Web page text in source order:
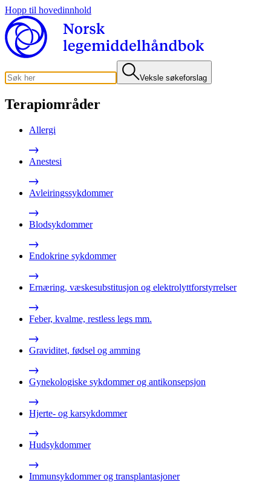
Hopp til hovedinnhold
Veksle søkeforslag
Terapiområder
Allergi
Anestesi
Avleiringssykdommer
Blodsykdommer
Endokrine sykdommer
Ernæring, væskesubstitusjon og elektrolyttforstyrrelser
Feber, kvalme, restless legs mm.
Graviditet, fødsel og amming
Gynekologiske sykdommer og antikonsepsjon
Hjerte- og karsykdommer
Hudsykdommer
Immunsykdommer og transplantasjoner